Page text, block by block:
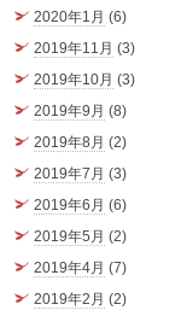
2020年1月 (6)
2019年11月 (3)
2019年10月 (3)
2019年9月 (8)
2019年8月 (2)
2019年7月 (3)
2019年6月 (6)
2019年5月 (2)
2019年4月 (7)
2019年2月 (2)